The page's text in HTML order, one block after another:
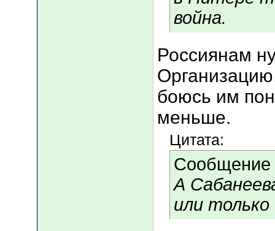
война.
Россиянам
боюсь им
меньше.
Цитата:
Сообщение
А
или только